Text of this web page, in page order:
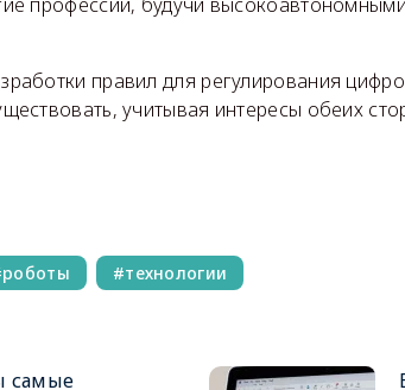
профессии, будучи
правил для регулирования
учитывая интересы обеих
роботы технологии
самые